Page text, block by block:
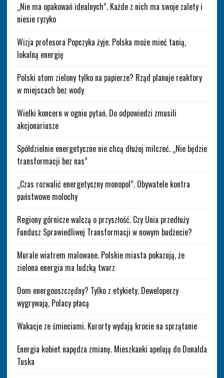
„Nie ma opakowań idealnych”. Każde z nich ma swoje zalety i
niesie ryzyko
Wizja profesora Popczyka żyje. Polska może mieć tanią,
lokalną energię
Polski atom zielony tylko na papierze? Rząd planuje reaktory
w miejscach bez wody
Wielki koncern w ogniu pytań. Do odpowiedzi zmusili
akcjonariusze
Spółdzielnie energetyczne nie chcą dłużej milczeć. „Nie będzie
transformacji bez nas”
„Czas rozwalić energetyczny monopol”. Obywatele kontra
państwowe molochy
Regiony górnicze walczą o przyszłość. Czy Unia przedłuży
Fundusz Sprawiedliwej Transformacji w nowym budżecie?
Murale wiatrem malowane. Polskie miasta pokazują, że
zielona energia ma ludzką twarz
Dom energooszczędny? Tylko z etykiety. Deweloperzy
wygrywają, Polacy płacą
Wakacje ze śmieciami. Kurorty wydają krocie na sprzątanie
Energia kobiet napędza zmianę. Mieszkanki apelują do Donalda
Tuska